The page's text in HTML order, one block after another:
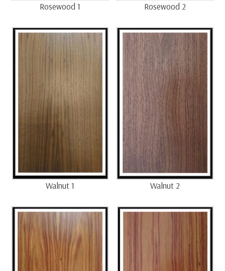
Rosewood 1 Rosewood 2
Walnut 1 Walnut 2